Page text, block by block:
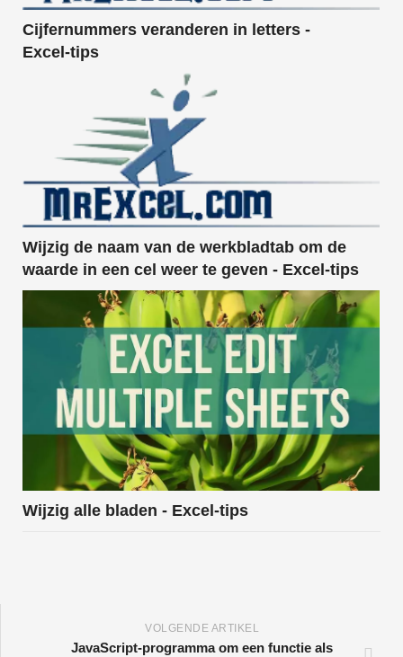
Cijfernummers veranderen in letters -
Excel-tips
Wijzig de naam van de werkbladtab om de
waarde in een cel weer te geven - Excel-tips
Wijzig alle bladen - Excel-tips
VOLGENDE ARTIKEL
JavaScript-programma om een ​​functie als